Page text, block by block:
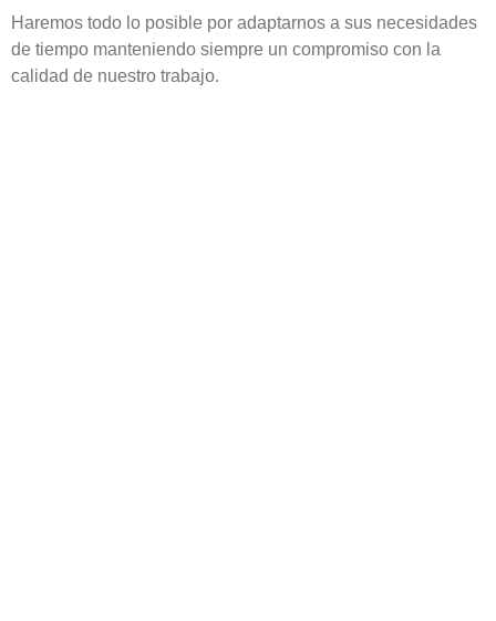
Haremos todo lo posible por adaptarnos a sus necesidades
de tiempo manteniendo siempre un compromiso con la
calidad de nuestro trabajo.